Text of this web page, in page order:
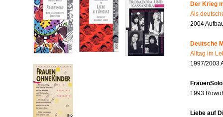
Der Krieg
Als
2004
Deutsche
Alltag im
1997/2003
1993
Liebe auf